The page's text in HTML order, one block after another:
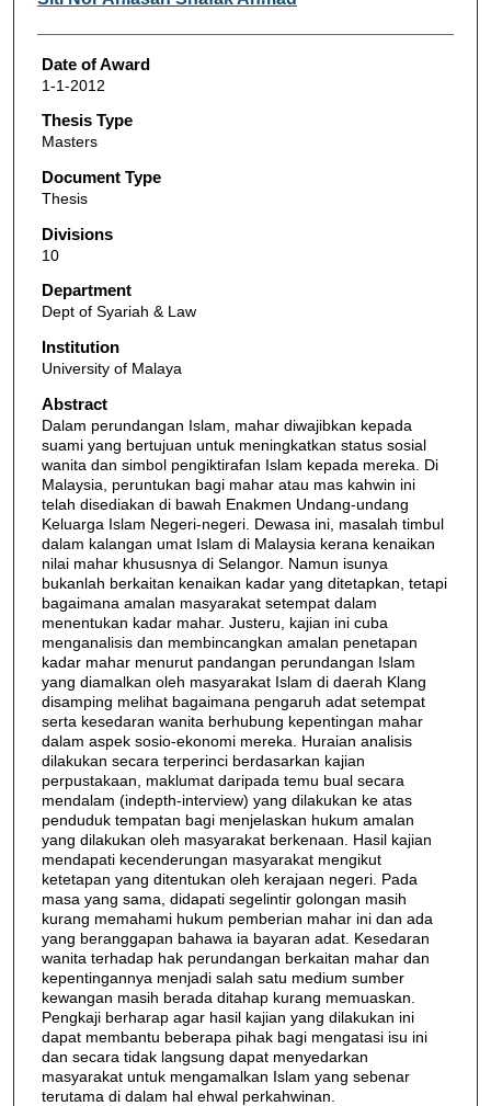
Date of Award
1-1-2012
Thesis Type
Masters
Document Type
Thesis
Divisions
10
Department
Dept of Syariah & Law
Institution
University of Malaya
Abstract
Dalam perundangan Islam, mahar diwajibkan kepada
suami yang bertujuan untuk meningkatkan status sosial
wanita dan simbol pengiktirafan Islam kepada mereka. Di
Malaysia, peruntukan bagi mahar atau mas kahwin ini
telah disediakan di bawah Enakmen Undang-undang
Keluarga Islam Negeri-negeri. Dewasa ini, masalah timbul
dalam kalangan umat Islam di Malaysia kerana kenaikan
nilai mahar khususnya di Selangor. Namun isunya
bukanlah berkaitan kenaikan kadar yang ditetapkan, tetapi
bagaimana amalan masyarakat setempat dalam
menentukan kadar mahar. Justeru, kajian ini cuba
menganalisis dan membincangkan amalan penetapan
kadar mahar menurut pandangan perundangan Islam
yang diamalkan oleh masyarakat Islam di daerah Klang
disamping melihat bagaimana pengaruh adat setempat
serta kesedaran wanita berhubung kepentingan mahar
dalam aspek sosio-ekonomi mereka. Huraian analisis
dilakukan secara terperinci berdasarkan kajian
perpustakaan, maklumat daripada temu bual secara
mendalam (indepth-interview) yang dilakukan ke atas
penduduk tempatan bagi menjelaskan hukum amalan
yang dilakukan oleh masyarakat berkenaan. Hasil kajian
mendapati kecenderungan masyarakat mengikut
ketetapan yang ditentukan oleh kerajaan negeri. Pada
masa yang sama, didapati segelintir golongan masih
kurang memahami hukum pemberian mahar ini dan ada
yang beranggapan bahawa ia bayaran adat. Kesedaran
wanita terhadap hak perundangan berkaitan mahar dan
kepentingannya menjadi salah satu medium sumber
kewangan masih berada ditahap kurang memuaskan.
Pengkaji berharap agar hasil kajian yang dilakukan ini
dapat membantu beberapa pihak bagi mengatasi isu ini
dan secara tidak langsung dapat menyedarkan
masyarakat untuk mengamalkan Islam yang sebenar
terutama di dalam hal ehwal perkahwinan.